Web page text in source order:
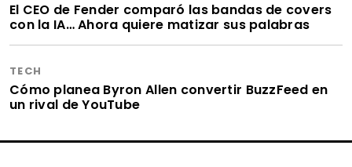
El CEO de Fender comparó las bandas de covers
con la IA… Ahora quiere matizar sus palabras
TECH
Cómo planea Byron Allen convertir BuzzFeed en
un rival de YouTube